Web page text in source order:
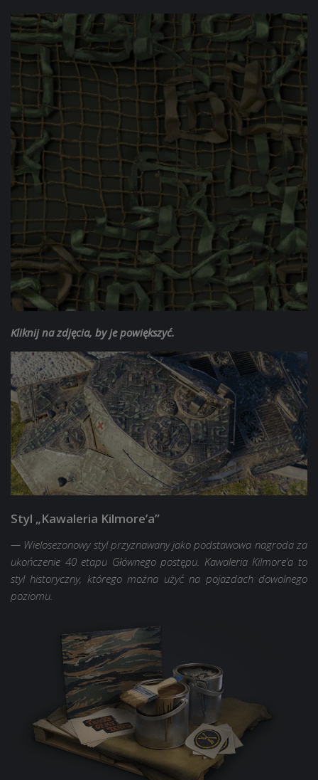
Kliknij na zdjęcia, by je powiększyć.
Styl „Kawaleria Kilmore’a”
— Wielosezonowy styl przyznawany jako podstawowa nagroda za
ukończenie 40 etapu Głównego postępu. Kawaleria Kilmore’a to
styl historyczny, którego można użyć na pojazdach dowolnego
poziomu.